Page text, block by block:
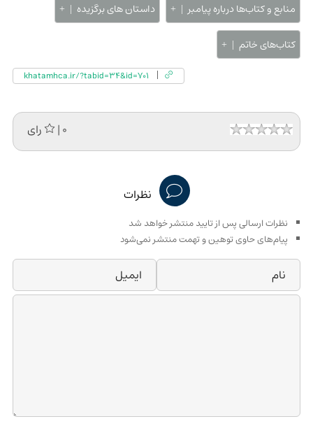
منابع و کتاب‌ها درباره پیامبر داستان های برگزیده
کتاب‌های خاتم
khatamhca.ir/?tabid=34&id=701
| 0 رای
نظرات
نظرات ارسالی پس از تایید منتشر خواهد شد
پیام‌های حاوی توهین و تهمت منتشر نمی‌شود